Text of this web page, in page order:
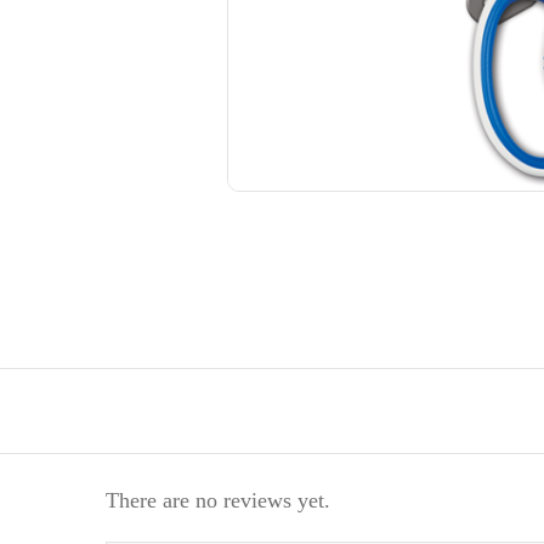
There are no reviews yet.